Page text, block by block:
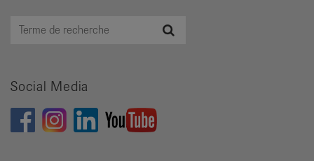
Terme
Social Media